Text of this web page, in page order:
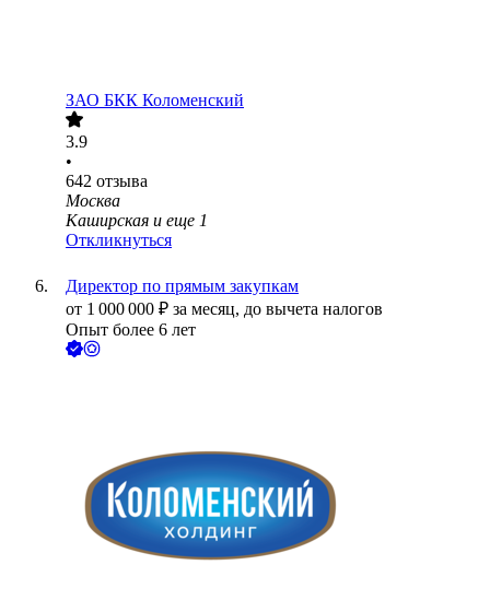
ЗАО БКК Коломенский
3.9
•
642 отзыва
Москва
Каширская и еще 1
Откликнуться
Директор по прямым закупкам
от 1 000 000 ₽ за месяц, до вычета налогов
Опыт более 6 лет